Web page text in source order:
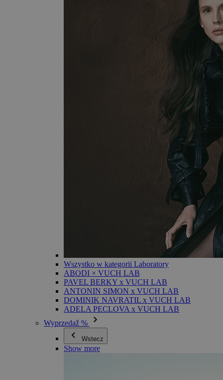
Wszystko w kategorii Laboratory
ABODI × VUCH LAB
PAVEL BERKY x VUCH LAB
ANTONIN SIMON x VUCH LAB
DOMINIK NAVRATIL x VUCH LAB
ADELA PECLOVA x VUCH LAB
Wyprzedaž %
Wstecz
Show more